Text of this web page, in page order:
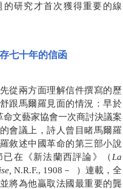
研究才首次獲得重要的線
七十年的信函
從兩方面理解信件撰寫的歷
跟馬爾羅見面的情況：早於
命文藝家協會一次商討決議案
會議上，詩人曾目睹馬爾羅
敘述中國革命的第三部小說
已在《新法蘭西評論》（La
N.R.F., 1908－ ）連載，全
將為他贏取法國最重要的龔